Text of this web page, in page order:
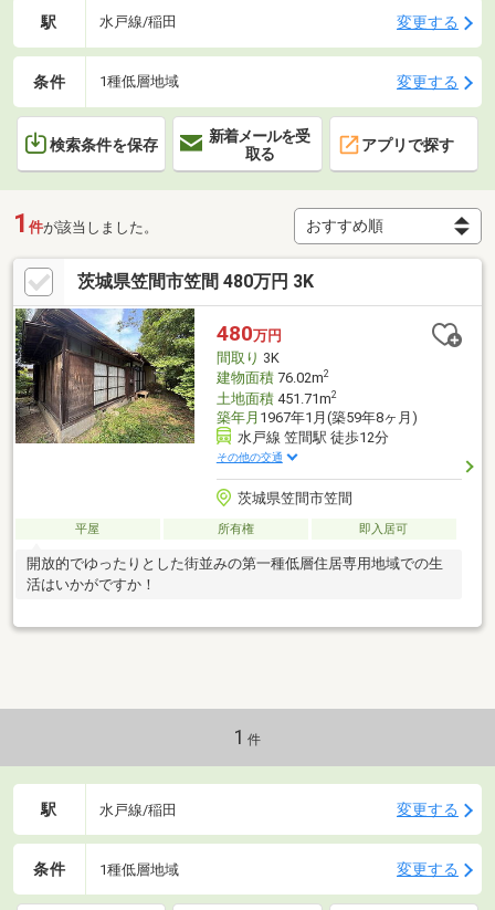
駅 水戸線/稲田 変更する
条件 1種低層地域 変更する
検索条件を保存
新着メールを受
取る
アプリで探す
1 件が該当しました。
茨城県笠間市笠間 480万円 3K
480万円
間取り 3K
建物面積76.02m2
土地面積451.71m2
築年月 1967年1月(築59年8ヶ月)
水戸線 笠間駅 徒歩12分
その他の交通
茨城県笠間市笠間
平屋 所有権 即入居可
開放的でゆったりとした街並みの第一種低層住居専用地域での生
活はいかがですか！
1 件
駅 水戸線/稲田 変更する
条件 1種低層地域 変更する